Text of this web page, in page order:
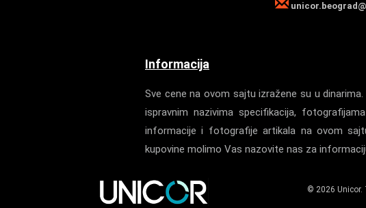
Informacija
Sve cene na ovom sajtu izražene su u
ispravnim nazivima specifikacija,
informacije i fotografije artikala na ovom
kupovine molimo Vas nazovite nas za
© 2026 Unicor.